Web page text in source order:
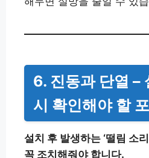
6. 진동과 단열 –
시 확인해야 할
설치 후 발생하는 ‘떨림 소
꼭 조치해줘야 합니다.